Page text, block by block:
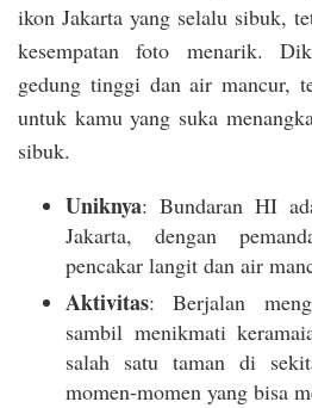
ikon Jakarta yang selalu sibuk,
kesempatan foto menarik.
gedung tinggi dan air mancur,
untuk kamu yang suka
sibuk.
Uniknya: Bundaran HI
Jakarta, dengan
pencakar langit dan air
Aktivitas: Berjalan
sambil menikmati
salah satu taman di
momen-momen yang bisa